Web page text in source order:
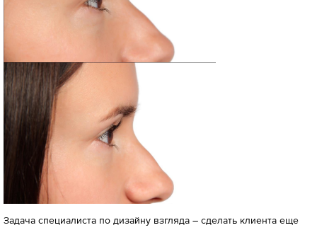
Задача специалиста по дизайну взгляда – сделать клиента еще